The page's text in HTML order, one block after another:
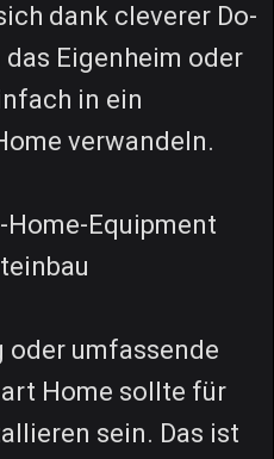
dank cleverer Do-
Eigenheim oder
in ein
verwandeln.
Equipment
oder umfassende
Home sollte für
sein. Das ist